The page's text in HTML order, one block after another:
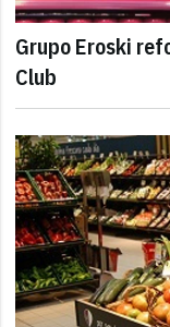
Grupo Eroski
Club